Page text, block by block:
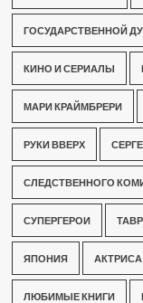
ГОСУДАРСТВЕННОЙ
КИНО И СЕРИАЛЫ
МАРИ КРАЙМБРЕРИ
РУКИ ВВЕРХ
СЛЕДСТВЕННОГО
СУПЕРГЕРОИ
ЯПОНИЯ АКТРИСА
ЛЮБИМЫЕ КНИГИ